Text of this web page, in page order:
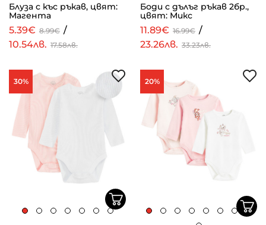
Блуза с къс ръкав, цвят:
Магента
5.39€ 8.99€ /
10.54лв. 17.58лв.
Боди с дълъг ръкав 2бр.,
цвят: Микс
11.89€ 16.99€ /
23.26лв. 33.23лв.
30% 20%